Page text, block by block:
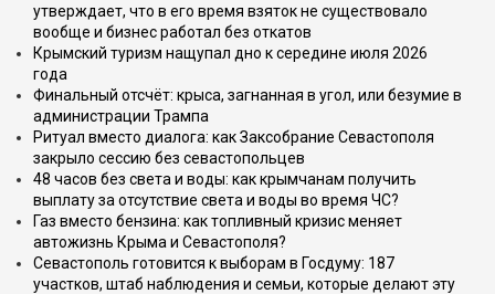
утверждает, что в его время взяток не существовало
вообще и бизнес работал без откатов
Крымский туризм нащупал дно к середине июля 2026
года
Финальный отсчёт: крыса, загнанная в угол, или безумие в
администрации Трампа
Ритуал вместо диалога: как Заксобрание Севастополя
закрыло сессию без севастопольцев
48 часов без света и воды: как крымчанам получить
выплату за отсутствие света и воды во время ЧС?
Газ вместо бензина: как топливный кризис меняет
автожизнь Крыма и Севастополя?
Севастополь готовится к выборам в Госдуму: 187
участков, штаб наблюдения и семьи, которые делают эту